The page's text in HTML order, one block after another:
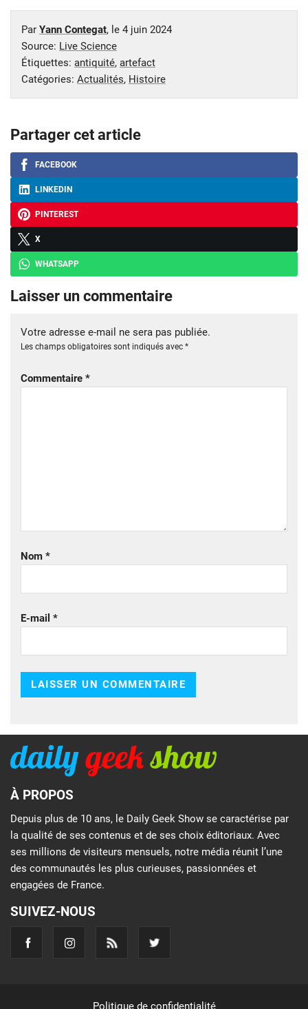
Par Yann Contegat, le 4 juin 2024
Source: Live Science
Étiquettes: antiquité, artefact
Catégories: Actualités, Histoire
Partager cet article
FACEBOOK
LINKEDIN
PINTEREST
X
WHATSAPP
Laisser un commentaire
Votre adresse e-mail ne sera pas publiée.
Les champs obligatoires sont indiqués avec *
Commentaire *
Nom *
E-mail *
À PROPOS
Depuis plus de 10 ans, le Daily Geek Show se caractérise par
la qualité de ses contenus et de ses choix éditoriaux. Avec
ses millions de visiteurs mensuels, notre média réunit l’une
des communautés les plus curieuses, passionnées et
engagées de France.
SUIVEZ-NOUS
Politique de confidentialité